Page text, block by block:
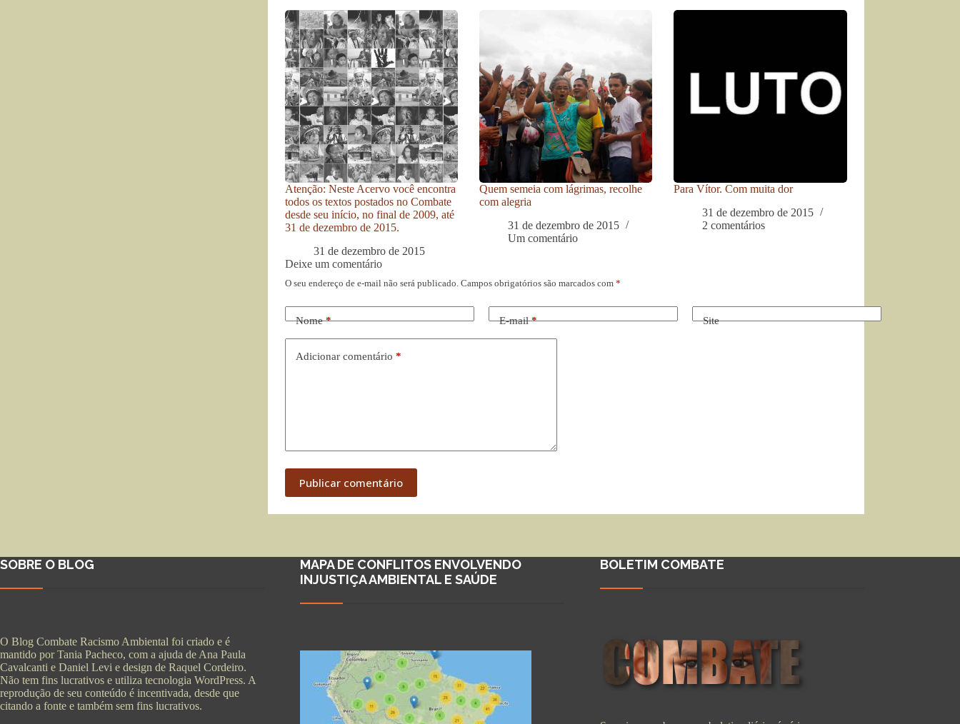
Atenção: Neste Acervo você encontra
todos os textos postados no Combate
desde seu início, no final de 2009, até
31 de dezembro de 2015.
31 de dezembro de 2015
Quem semeia com lágrimas, recolhe
com alegria
31 de dezembro de 2015
Um comentário
Para Vítor. Com muita dor
31 de dezembro de 2015
2 comentários
Deixe um comentário
O seu endereço de e-mail não será publicado. Campos obrigatórios são marcados com *
Nome* E-mail* Site
Adicionar comentário *
Publicar comentário
SOBRE O BLOG
O Blog Combate Racismo Ambiental foi criado e é
mantido por Tania Pacheco, com a ajuda de Ana Paula
Cavalcanti e Daniel Levi e design de Raquel Cordeiro.
Não tem fins lucrativos e utiliza tecnologia WordPress. A
reprodução de seu conteúdo é incentivada, desde que
citando a fonte e também sem fins lucrativos.
MAPA DE CONFLITOS ENVOLVENDO
INJUSTIÇA AMBIENTAL E SAÚDE
BOLETIM COMBATE